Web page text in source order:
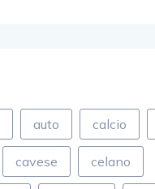
auto calcio
cavese celano